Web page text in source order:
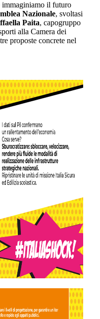
immaginiamo il futuro
Nazionale, svoltasi
Paita, capogruppo
alla Camera dei
proposte concrete nel